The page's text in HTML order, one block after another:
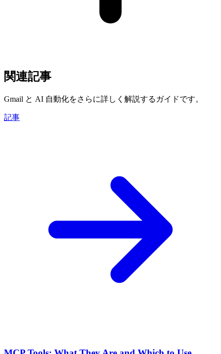
関連記事
Gmail と AI 自動化をさらに詳しく解説するガイドです。
記事